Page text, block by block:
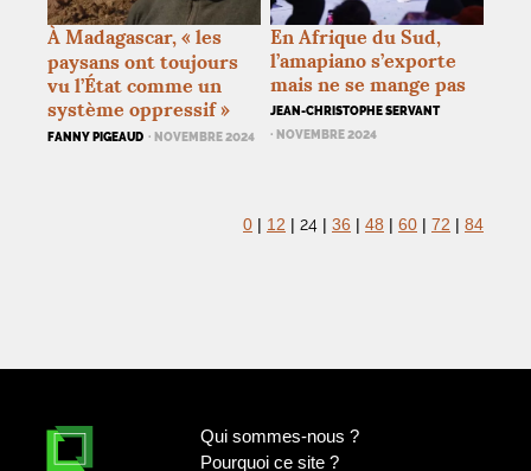
À Madagascar, « les
paysans ont toujours
vu l’État comme un
système oppressif »
FANNY PIGEAUD · NOVEMBRE 2024
En Afrique du Sud,
l’amapiano s’exporte
mais ne se mange pas
JEAN-CHRISTOPHE SERVANT
· NOVEMBRE 2024
0 | 12 | 24 | 36 | 48 | 60 | 72 | 84
Qui sommes-nous ?
Pourquoi ce site ?